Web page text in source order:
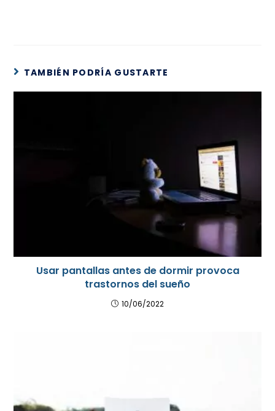
TAMBIÉN PODRÍA GUSTARTE
Usar pantallas antes de dormir provoca
trastornos del sueño
10/06/2022